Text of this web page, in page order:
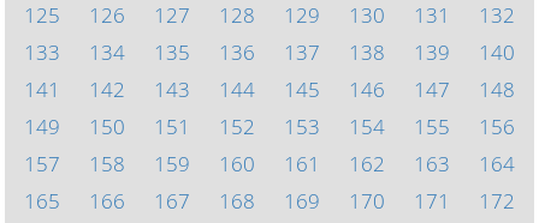
125
126 127 128 129 130 131
132
133
134 135 136 137 138 139
140
141
142 143 144 145 146 147
148
149
150 151 152 153 154 155
156
157
158 159 160 161 162 163
164
165
166 167 168 169 170 171
172